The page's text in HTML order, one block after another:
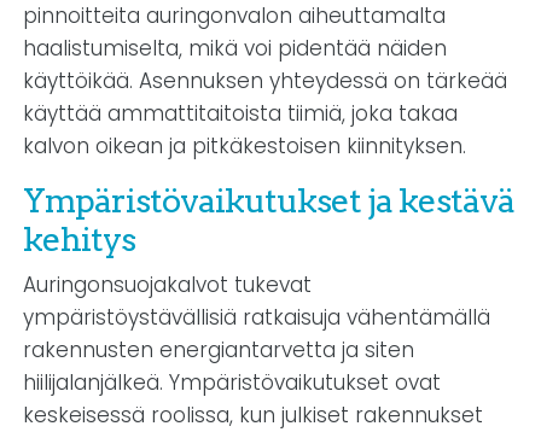
pinnoitteita auringonvalon aiheuttamalta
haalistumiselta, mikä voi pidentää näiden
käyttöikää. Asennuksen yhteydessä on tärkeää
käyttää ammattitaitoista tiimiä, joka takaa
kalvon oikean ja pitkäkestoisen kiinnityksen.
Ympäristövaikutukset ja kestävä
kehitys
Auringonsuojakalvot tukevat
ympäristöystävällisiä ratkaisuja vähentämällä
rakennusten energiantarvetta ja siten
hiilijalanjälkeä. Ympäristövaikutukset ovat
keskeisessä roolissa, kun julkiset rakennukset